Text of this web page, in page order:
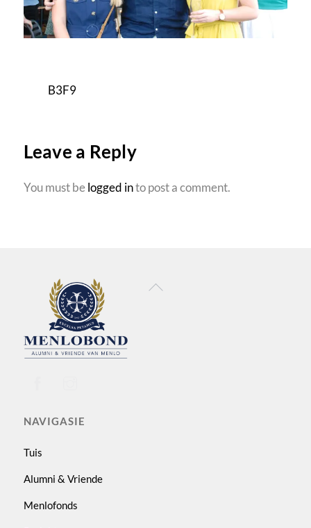
B3F9
Leave a Reply
You must belogged into post a comment.
Back
NAVIGASIE
Tuis
Alumni & Vriende
Menlofonds